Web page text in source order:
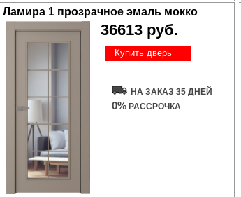
Ламира 1 прозрачное эмаль мокко
36613 руб.
Купить дверь
НА ЗАКАЗ 35 ДНЕЙ
0% РАССРОЧКА